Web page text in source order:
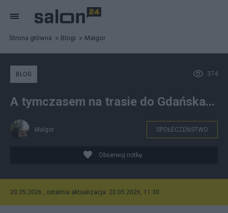
Strona główna Blogi Malgor
374
BLOG
A tymczasem na trasie do Gdańska...
Malgor SPOŁECZEŃSTWO
Obserwuj notkę
20.05.2026 , ostatnia aktualizacja: 20.05.2026, 11:30